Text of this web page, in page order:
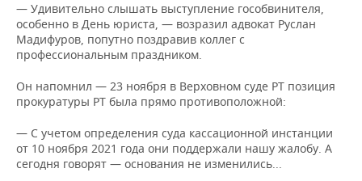
— Удивительно слышать выступление гособвинителя,
особенно в День юриста, — возразил адвокат Руслан
Мадифуров, попутно поздравив коллег с
профессиональным праздником.
Он напомнил — 23 ноября в Верховном суде РТ позиция
прокуратуры РТ была прямо противоположной:
— С учетом определения суда кассационной инстанции
от 10 ноября 2021 года они поддержали нашу жалобу. А
сегодня говорят — основания не изменились...